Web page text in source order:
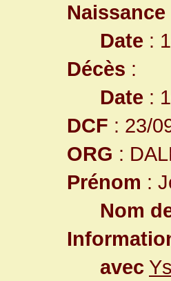
Naissance
Date :
Décès :
Date :
DCF : 23/
ORG :
Prénom :
Nom
avec